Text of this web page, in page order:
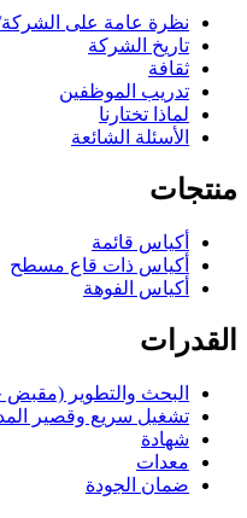
نظرة عامة على
تاريخ الشركة
ثقافة
تدريب الموظفين
لماذا تختارنا
الأسئلة الشائعة
منتجات
أكياس قائمة
أكياس ذات قاع مسطح
أكياس الفوهة
القدرات
البحث والتطوير
تشغيل سريع وقصير
شهادة
معدات
ضمان الجودة